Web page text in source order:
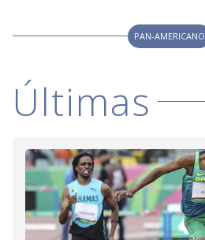
PAN-AMERICANO
Últimas